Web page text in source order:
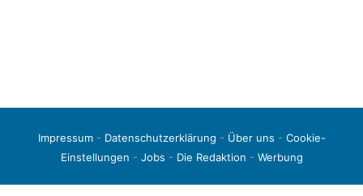
Impressum- Datenschutzerklärung - Über uns - Cookie-
Einstellungen - Jobs - Die Redaktion - Werbung